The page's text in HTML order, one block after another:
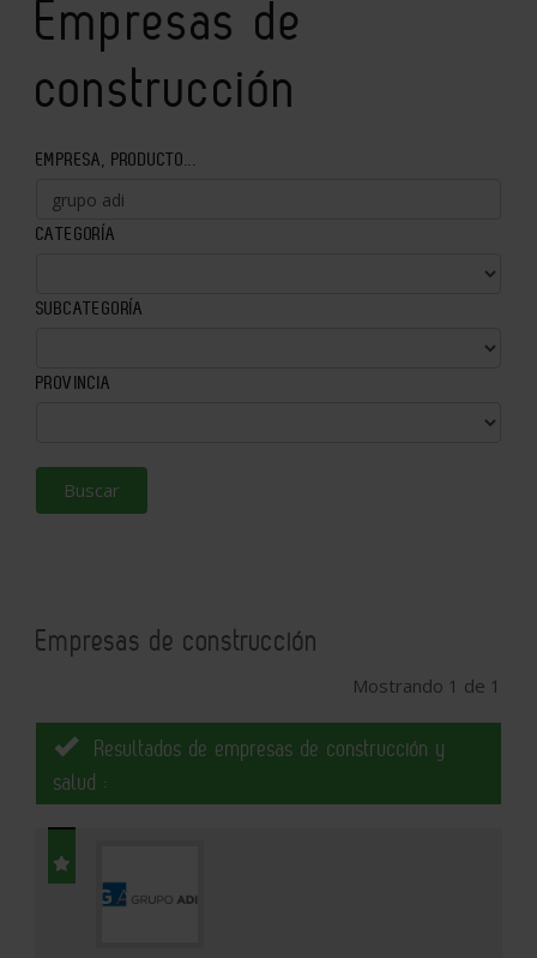
Empresas de
construcción
EMPRESA, PRODUCTO...
CATEGORÍA
SUBCATEGORÍA
PROVINCIA
Buscar
Empresas de construcción
Mostrando 1 de 1
Resultados de empresas de construcción y
salud :